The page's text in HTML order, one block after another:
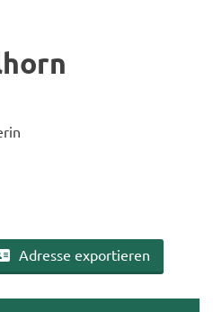
Adres­se ex­por­tie­ren